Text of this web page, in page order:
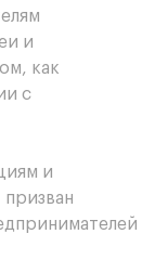
и
как
с
и